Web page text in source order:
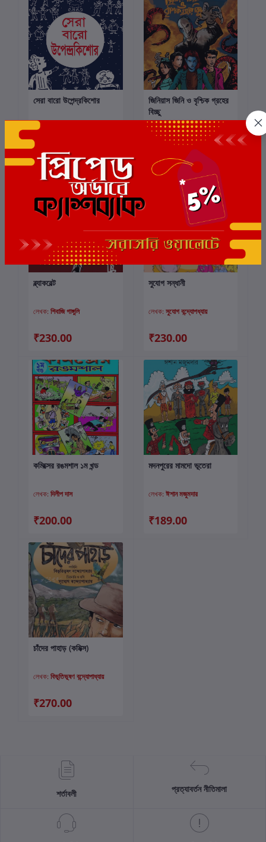
কার্টে যোগ করুন
সেরা বারো উপেন্দ্রকিশোর
লেখক:
₹275.00
কার্টে যোগ করুন
জিনিয়াস জিনি ও বৃশ্চিক গ্রহের
বিচ্ছু
লেখক:ঈশান মজুমদার
₹270.00
ব্ল্যাকবেল্ট
লেখক: শিবাজি গাঙ্গুলি
₹230.00
কার্টে যোগ করুন
সুযোগ সন্ধানী
লেখক: সুযোগ বন্দ্যোপধ্যায়
₹230.00
কার্টে যোগ করুন
কমিক্সের রঙমশাল ১ম খন্ড
লেখক: দিলীপ দাস
₹200.00
কার্টে যোগ করুন
মদনপুরের মামদো ভূতেরা
লেখক: ঈশান মজুমদার
₹189.00
কার্টে যোগ করুন
চাঁদের পাহাড় (কমিক্স)
লেখক: বিভূতিভূষণ বন্দ্যোপাধ্যায়
₹270.00
শর্তাবলী প্রত্যাবর্তন নীতিমালা